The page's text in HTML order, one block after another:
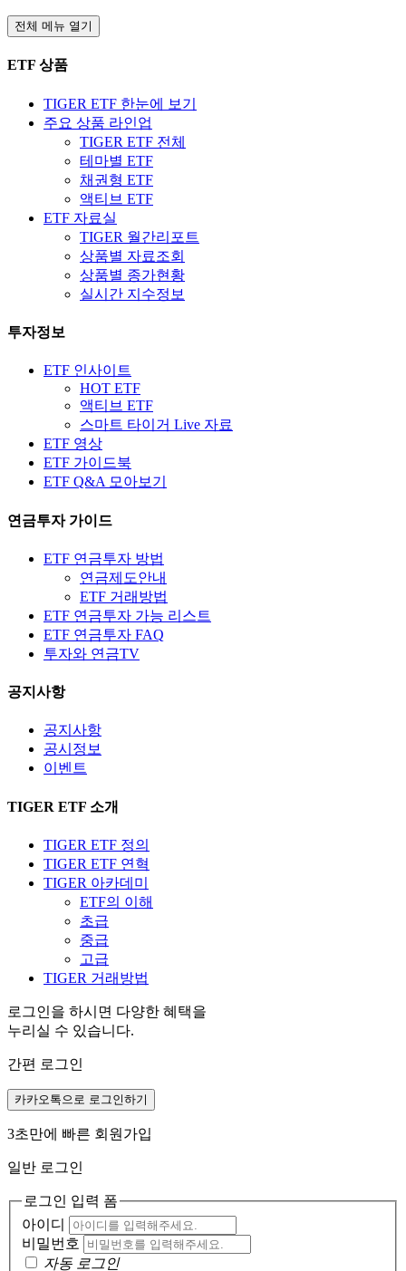
전체 메뉴 열기
ETF 상품
TIGER ETF 한눈에 보기
주요 상품 라인업
TIGER ETF 전체
테마별 ETF
채권형 ETF
액티브 ETF
ETF 자료실
TIGER 월간리포트
상품별 자료조회
상품별 종가현황
실시간 지수정보
투자정보
ETF 인사이트
HOT ETF
액티브 ETF
스마트 타이거 Live 자료
ETF 영상
ETF 가이드북
ETF Q&A 모아보기
연금투자 가이드
ETF 연금투자 방법
연금제도안내
ETF 거래방법
ETF 연금투자 가능 리스트
ETF 연금투자 FAQ
투자와 연금TV
공지사항
공지사항
공시정보
이벤트
TIGER ETF 소개
TIGER ETF 정의
TIGER ETF 연혁
TIGER 아카데미
ETF의 이해
초급
중급
고급
TIGER 거래방법
로그인을 하시면 다양한 혜택을
누리실 수 있습니다.
간편 로그인
카카오톡으로 로그인하기
3초만에 빠른 회원가입
일반 로그인
로그인 입력 폼
아이디
비밀번호
자동 로그인